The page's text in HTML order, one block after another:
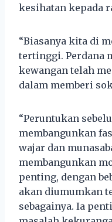
kesihatan kepada
“Biasanya kita di
tertinggi. Perdana
kewangan telah
dalam memberi
“Peruntukan
membangunkan
wajar dan
membangunkan
penting, dengan
akan diumumkan
sebagainya. Ia